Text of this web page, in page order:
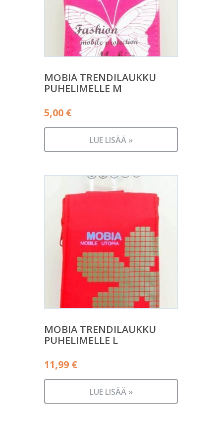
MOBIA TRENDILAUKKU
PUHELIMELLE M
5,00 €
LUE LISÄÄ »
MOBIA TRENDILAUKKU
PUHELIMELLE L
11,99 €
LUE LISÄÄ »